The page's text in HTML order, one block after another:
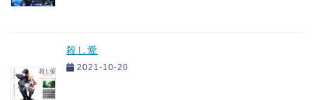
殺し愛
2021-10-20